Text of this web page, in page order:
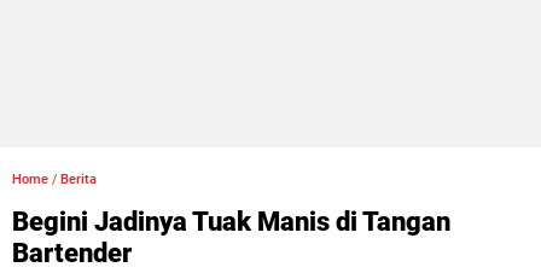
Home / Berita
Begini Jadinya Tuak Manis di Tangan
Bartender